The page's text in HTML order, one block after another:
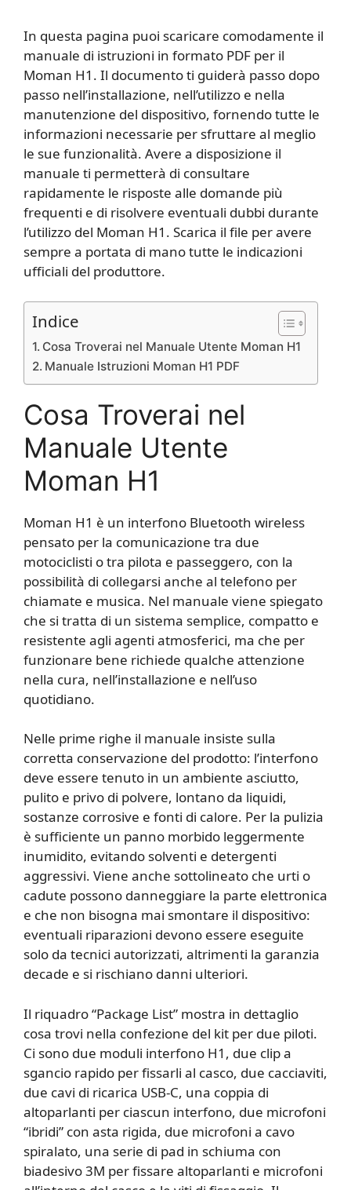
In questa pagina puoi scaricare comodamente il
manuale di istruzioni in formato PDF per il
Moman H1. Il documento ti guiderà passo dopo
passo nell’installazione, nell’utilizzo e nella
manutenzione del dispositivo, fornendo tutte le
informazioni necessarie per sfruttare al meglio
le sue funzionalità. Avere a disposizione il
manuale ti permetterà di consultare
rapidamente le risposte alle domande più
frequenti e di risolvere eventuali dubbi durante
l’utilizzo del Moman H1. Scarica il file per avere
sempre a portata di mano tutte le indicazioni
ufficiali del produttore.
Indice
Cosa Troverai nel Manuale Utente Moman H1
Manuale Istruzioni Moman H1 PDF
Cosa Troverai nel
Manuale Utente
Moman H1
Moman H1 è un interfono Bluetooth wireless
pensato per la comunicazione tra due
motociclisti o tra pilota e passeggero, con la
possibilità di collegarsi anche al telefono per
chiamate e musica. Nel manuale viene spiegato
che si tratta di un sistema semplice, compatto e
resistente agli agenti atmosferici, ma che per
funzionare bene richiede qualche attenzione
nella cura, nell’installazione e nell’uso
quotidiano.
Nelle prime righe il manuale insiste sulla
corretta conservazione del prodotto: l’interfono
deve essere tenuto in un ambiente asciutto,
pulito e privo di polvere, lontano da liquidi,
sostanze corrosive e fonti di calore. Per la pulizia
è sufficiente un panno morbido leggermente
inumidito, evitando solventi e detergenti
aggressivi. Viene anche sottolineato che urti o
cadute possono danneggiare la parte elettronica
e che non bisogna mai smontare il dispositivo:
eventuali riparazioni devono essere eseguite
solo da tecnici autorizzati, altrimenti la garanzia
decade e si rischiano danni ulteriori.
Il riquadro “Package List” mostra in dettaglio
cosa trovi nella confezione del kit per due piloti.
Ci sono due moduli interfono H1, due clip a
sgancio rapido per fissarli al casco, due cacciaviti,
due cavi di ricarica USB-C, una coppia di
altoparlanti per ciascun interfono, due microfoni
“ibridi” con asta rigida, due microfoni a cavo
spiralato, una serie di pad in schiuma con
biadesivo 3M per fissare altoparlanti e microfoni